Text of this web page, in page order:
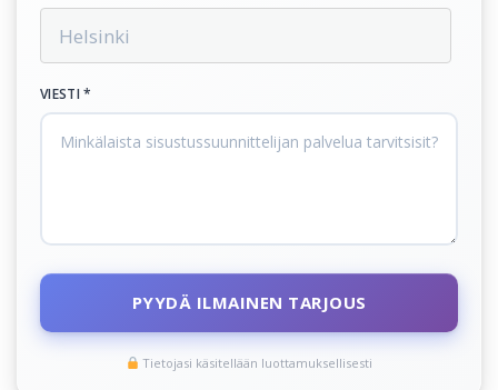
VIESTI *
PYYDÄ ILMAINEN TARJOUS
Tietojasi käsitellään luottamuksellisesti